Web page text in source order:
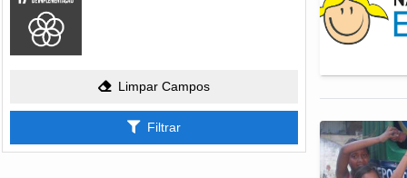
Limpar Campos
Filtrar